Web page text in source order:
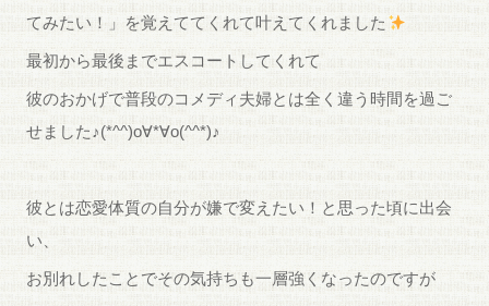
てみたい！」を覚えててくれて叶えてくれました
最初から最後までエスコートしてくれて
彼のおかげで普段のコメディ夫婦とは全く違う時間を過ご
せました♪(*^^)o∀*∀o(^^*)♪
彼とは恋愛体質の自分が嫌で変えたい！と思った頃に出会
い、
お別れしたことでその気持ちも一層強くなったのですが